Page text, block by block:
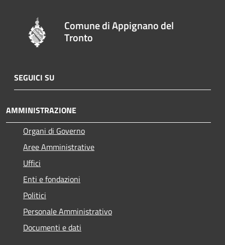
Comune di Appignano del
Tronto
SEGUICI SU
AMMINISTRAZIONE
Organi di Governo
Aree Amministrative
Uffici
Enti e fondazioni
Politici
Personale Amministrativo
Documenti e dati